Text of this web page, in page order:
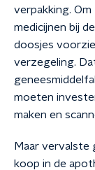
verpakking.
medicijnen bij
doosjes
verzegeling.
moeten
maken en
Maar vervalste
koop in de